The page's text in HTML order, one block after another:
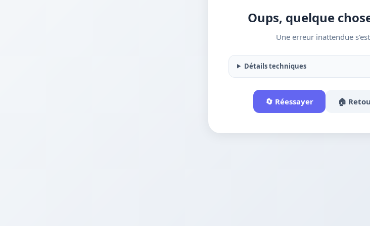
Oups, quelque
Une erreur inattendue
Détails techniques
🔄 Réessayer 🏠